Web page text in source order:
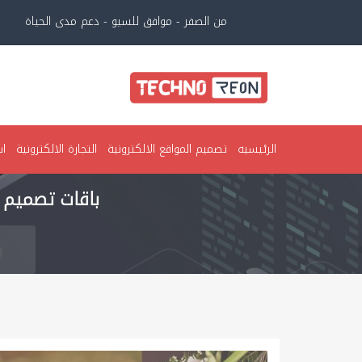
من الصفر - موافق للسيو - دعم مدى الحياة
الرئيسيه تصميم المواقع الالكترونية التجارة الالكترونية
باقات